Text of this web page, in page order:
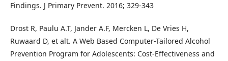
Findings. J Primary Prevent. 2016; 329-343
Drost R, Paulu A.T, Jander A.F, Mercken L, De Vries H,
Ruwaard D, et alt. A Web Based Computer-Tailored Alcohol
Prevention Program for Adolescents: Cost-Effectiveness and